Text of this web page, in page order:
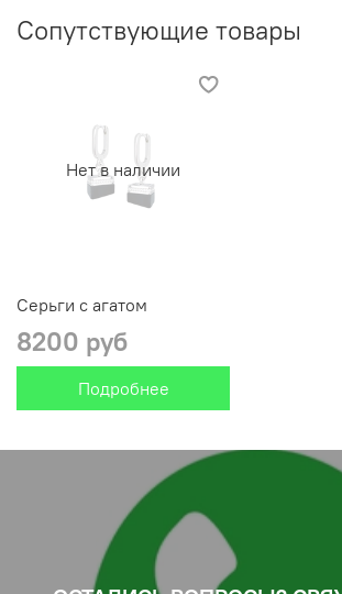
Сопутствующие товары
Нет в наличии
Серьги с агатом
8200 руб
Подробнее